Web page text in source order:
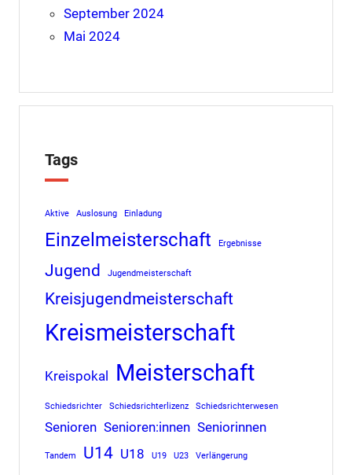
September 2024
Mai 2024
Tags
Aktive Auslosung Einladung
Einzelmeisterschaft Ergebnisse
Jugend Jugendmeisterschaft
Kreisjugendmeisterschaft
Kreismeisterschaft
Kreispokal Meisterschaft
Schiedsrichter Schiedsrichterlizenz Schiedsrichterwesen
Senioren Senioren:innen Seniorinnen
Tandem U14 U18 U19 U23 Verlängerung